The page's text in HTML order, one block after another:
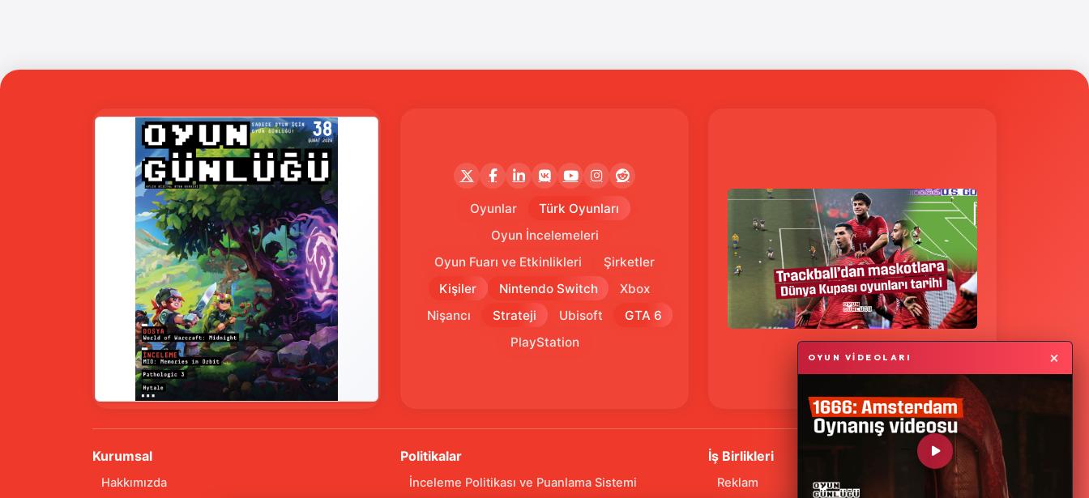
Oyunlar
Türk Oyunları
Oyun İncelemeleri
Oyun Fuarı ve Etkinlikleri
Şirketler
Kişiler
Nintendo Switch
Xbox
Nişancı
Strateji Ubisoft
GTA 6
PlayStation
Kurumsal
Hakkımızda
Politikalar
İnceleme Politikası ve Puanlama Sistemi
İş Birlikleri
Reklam
OYUN VİDEOLARI ×